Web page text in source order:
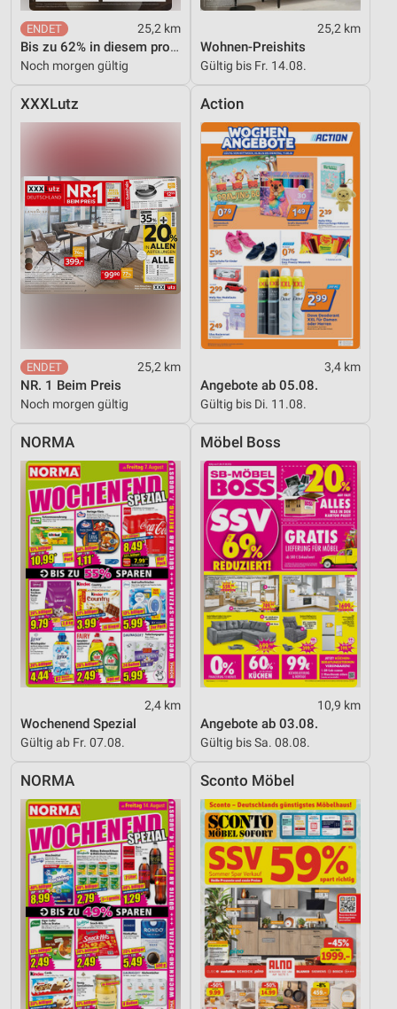
25,2 km
Bis zu 62% in diesem prospekt
Noch morgen gültig
25,2 km
Wohnen-Preishits
Gültig bis Fr. 14.08.
XXXLutz
25,2 km
NR. 1 Beim Preis
Noch morgen gültig
Action
3,4 km
Angebote ab 05.08.
Gültig bis Di. 11.08.
NORMA
2,4 km
Wochenend Spezial
Gültig ab Fr. 07.08.
Möbel Boss
10,9 km
Angebote ab 03.08.
Gültig bis Sa. 08.08.
NORMA Sconto Möbel